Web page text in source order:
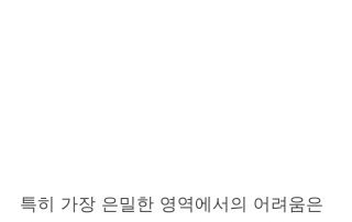
특히 가장 은밀한 영역에서의 어려움은